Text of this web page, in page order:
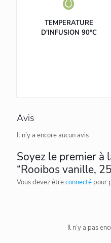
TEMPERATURE
D'INFUSION 90°C
Avis
Il n’y a encore aucun avis
Soyez le premier à
“Rooibos vanille,
Vous devez êtreconnecté pour
Il n’y a pas